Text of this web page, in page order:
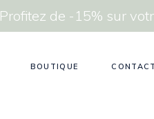
Profitez de -15% sur
BOUTIQUE CONTACT